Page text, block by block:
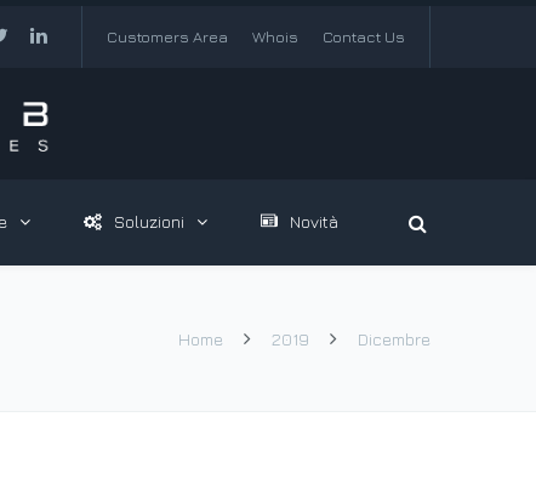
Customers Area Whois Contact Us
Soluzioni Novità
Home 2019 Dicembre